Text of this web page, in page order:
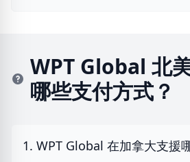
WPT Global 北
哪些支付方式？
1. WPT Global 在加拿大支援